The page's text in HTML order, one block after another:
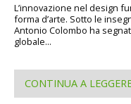
L’innovazione nel design
forma d’arte. Sotto le
Antonio Colombo ha
globale...
CONTINUA A